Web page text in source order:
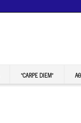
“CARPE DIEM”